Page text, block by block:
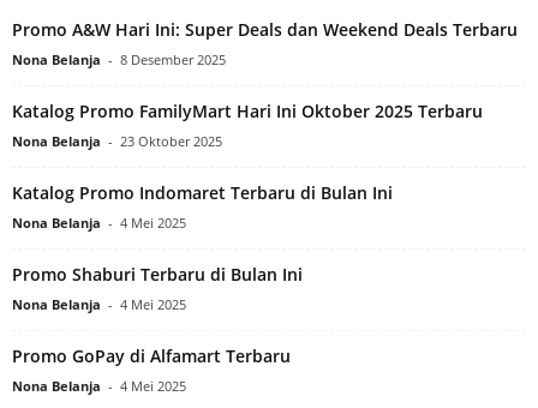
Promo A&W Hari Ini: Super Deals dan Weekend Deals Terbaru
Nona Belanja - 8 Desember 2025
Katalog Promo FamilyMart Hari Ini Oktober 2025 Terbaru
Nona Belanja - 23 Oktober 2025
Katalog Promo Indomaret Terbaru di Bulan Ini
Nona Belanja - 4 Mei 2025
Promo Shaburi Terbaru di Bulan Ini
Nona Belanja - 4 Mei 2025
Promo GoPay di Alfamart Terbaru
Nona Belanja - 4 Mei 2025